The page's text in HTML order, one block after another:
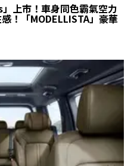
上市！車身同色霸氣空力
！「MODELLISTA」豪華